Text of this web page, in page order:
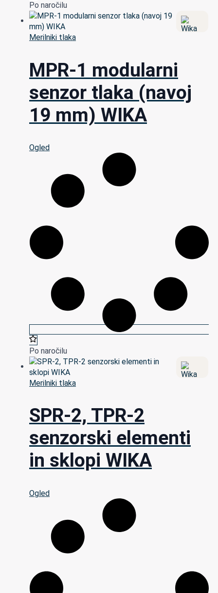
Po naročilu
Merilniki tlaka
MPR-1 modularni
senzor tlaka (navoj
19 mm) WIKA
Ogled
Po naročilu
Merilniki tlaka
SPR-2, TPR-2
senzorski elementi
in sklopi WIKA
Ogled